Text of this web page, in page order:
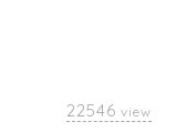
22546 view